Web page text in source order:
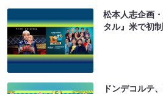
松本人志企画
タル』米で初
ドンデコルテ